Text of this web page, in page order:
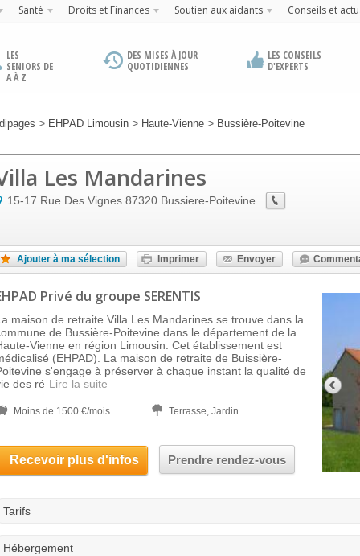
Santé Droits et Finances Soutien aux aidants Conseils et
LES
SENIORS DE
A À Z
DES MISES À JOUR
QUOTIDIENNES
LES CONSEILS
D'EXPERTS
> EHPAD Limousin > Haute-Vienne > Bussière-Poitevine
Les Mandarines
15-17 Rue Des Vignes 87320 Bussiere-Poitevine
Ajouter à ma sélection Imprimer Envoyer
Privé du groupe SERENTIS
maison de retraite Villa Les Mandarines se trouve dans la
de Bussière-Poitevine dans le département de la
Vienne en région Limousin. Cet établissement est
(EHPAD). La maison de retraite de Buissière-
s'engage à préserver à chaque instant la qualité de
des ré Lire la suite
Moins de 1500 €/mois Terrasse, Jardin
Recevoir plus d'infos Prendre rendez-vous
Tarifs
Hébergement